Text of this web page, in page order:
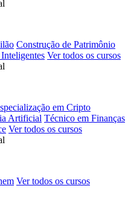
Construção de Patrimônio
Ver todos os cursos
em Cripto
Artificial Técnico em Finanças
Ver todos os cursos
Ver todos os cursos